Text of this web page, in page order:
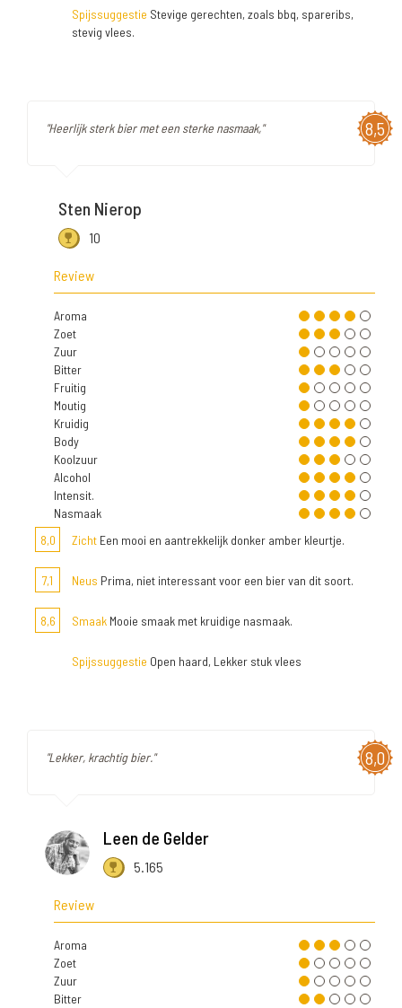
Spijssuggestie Stevige gerechten, zoals bbq, spareribs,
stevig vlees.
8,5
"Heerlijk sterk bier met een sterke nasmaak,"
Sten Nierop
10
Review
Aroma
Zoet
Zuur
Bitter
Fruitig
Moutig
Kruidig
Body
Koolzuur
Alcohol
Intensit.
Nasmaak
8,0
Zicht Een mooi en aantrekkelijk donker amber kleurtje.
7,1 Neus Prima, niet interessant voor een bier van dit soort.
8,6 Smaak Mooie smaak met kruidige nasmaak.
Spijssuggestie Open haard, Lekker stuk vlees
8,0
"Lekker, krachtig bier."
Leen de Gelder
5.165
Review
Aroma
Zoet
Zuur
Bitter